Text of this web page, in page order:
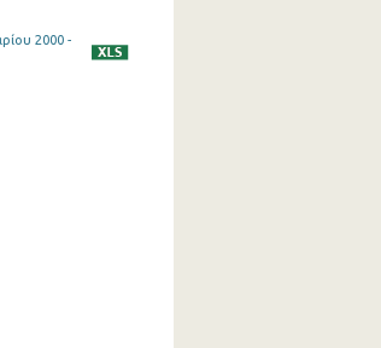
2000 -